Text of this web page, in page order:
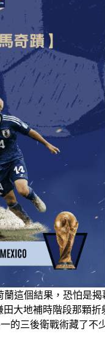
蘭這個結果，恐怕是揭
田大地補時階段那顆折
的三後衛戰術藏了不